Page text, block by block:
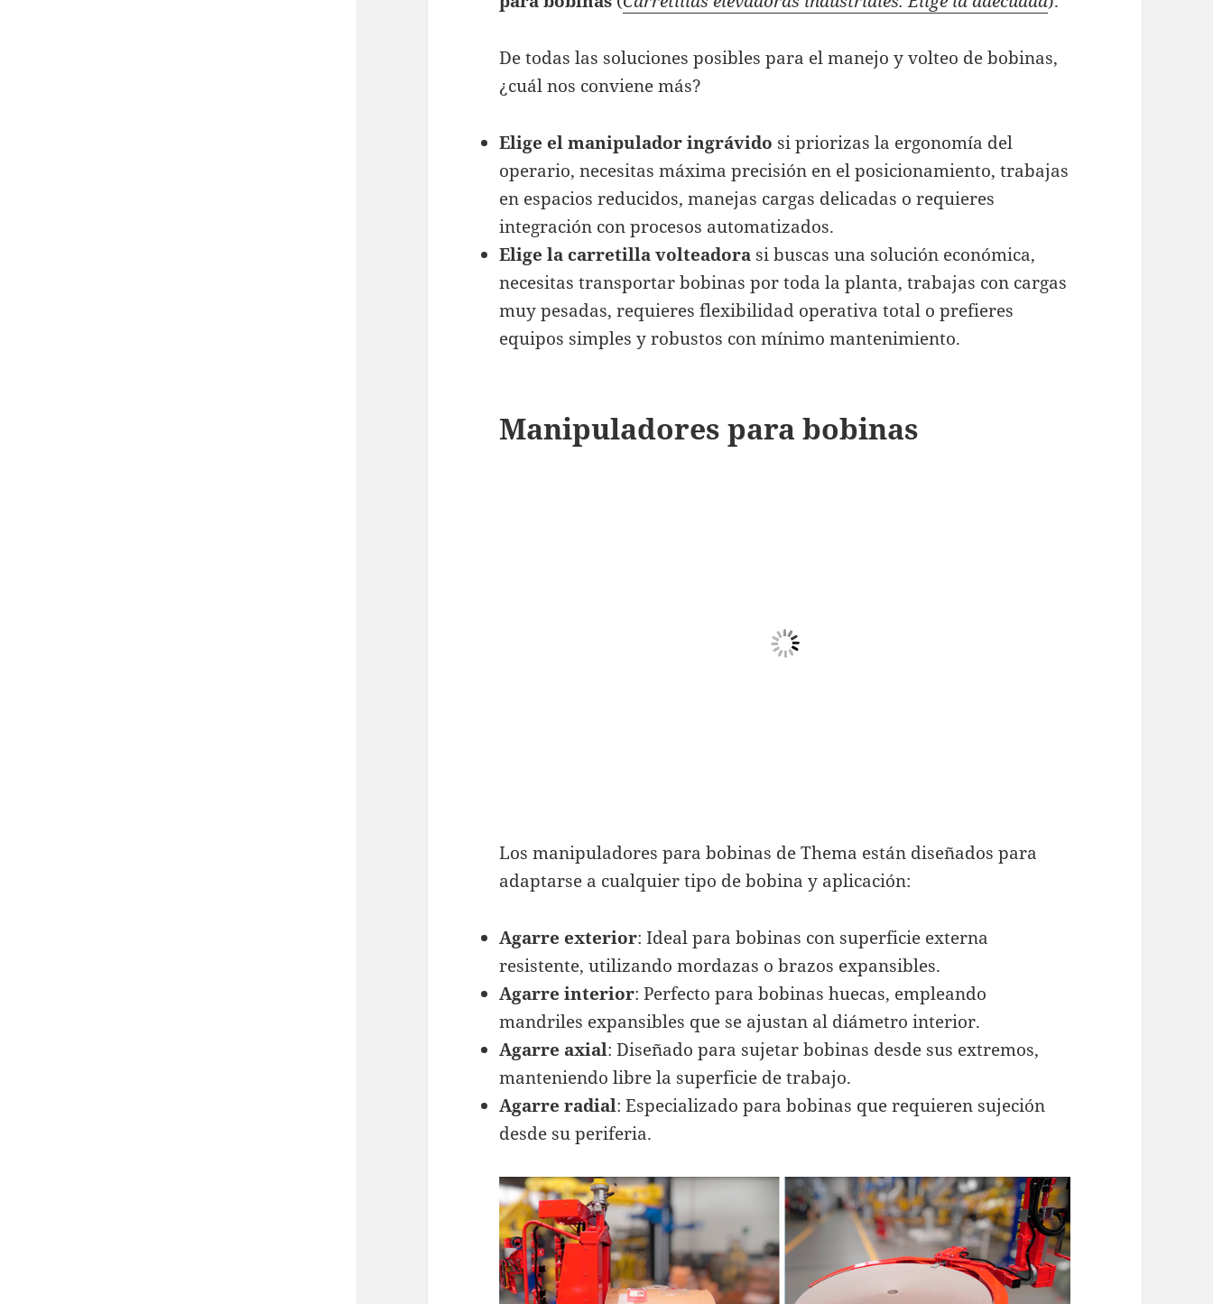
De todas las soluciones posibles para el manejo y volteo de bobinas,
¿cuál nos conviene más?
Elige el manipulador ingrávido si priorizas la ergonomía del
operario, necesitas máxima precisión en el posicionamiento, trabajas
en espacios reducidos, manejas cargas delicadas o requieres
integración con procesos automatizados.
Elige la carretilla volteadora si buscas una solución económica,
necesitas transportar bobinas por toda la planta, trabajas con cargas
muy pesadas, requieres flexibilidad operativa total o prefieres
equipos simples y robustos con mínimo mantenimiento.
Manipuladores para bobinas
Los manipuladores para bobinas de Thema están diseñados para
adaptarse a cualquier tipo de bobina y aplicación:
Agarre exterior: Ideal para bobinas con superficie externa
resistente, utilizando mordazas o brazos expansibles.
Agarre interior: Perfecto para bobinas huecas, empleando
mandriles expansibles que se ajustan al diámetro interior.
Agarre axial: Diseñado para sujetar bobinas desde sus extremos,
manteniendo libre la superficie de trabajo.
Agarre radial: Especializado para bobinas que requieren sujeción
desde su periferia.